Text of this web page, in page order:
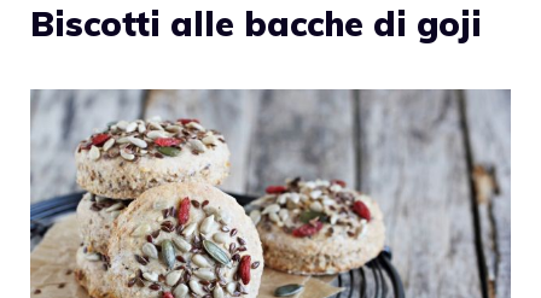
Biscotti alle bacche di goji